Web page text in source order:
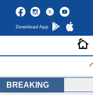
Download App
BREAKING